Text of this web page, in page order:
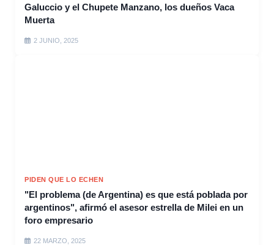
Galuccio y el Chupete Manzano, los dueños Vaca
Muerta
2 JUNIO, 2025
PIDEN QUE LO ECHEN
"El problema (de Argentina) es que está poblada por
argentinos", afirmó el asesor estrella de Milei en un
foro empresario
22 MARZO, 2025